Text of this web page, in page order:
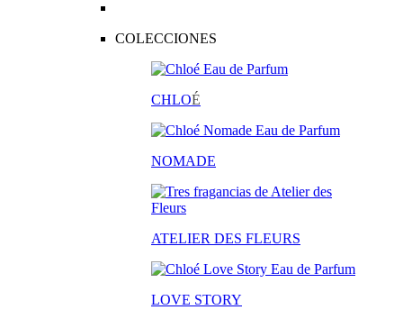
COLECCIONES
CHLOÉ
NOMADE
ATELIER DES FLEURS
LOVE STORY